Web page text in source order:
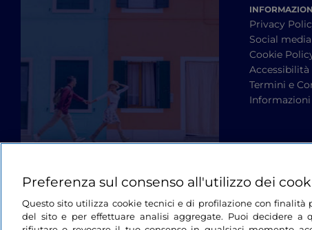
Privacy
Social
Cookie
Accessibilità
Termini e
Preferenza sul consenso all'utilizzo dei
Questo sito utilizza cookie tecnici e di profilazione con
del sito e per effettuare analisi aggregate. Puoi decidere a